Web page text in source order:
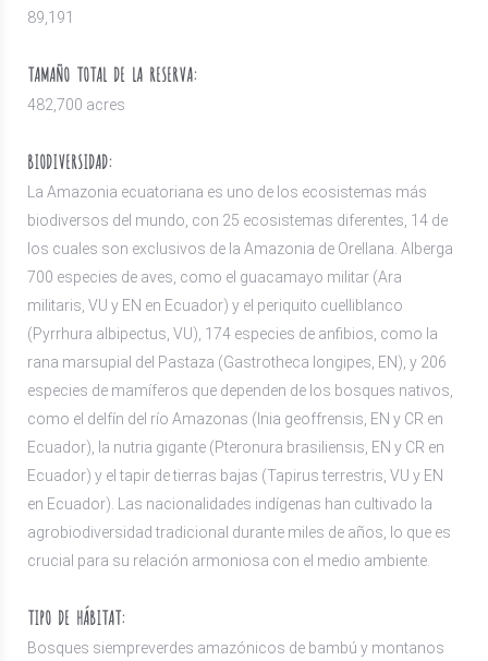
89,191
TAMAÑO TOTAL DE LA RESERVA:
482,700 acres
BIODIVERSIDAD:
La Amazonia ecuatoriana es uno de los ecosistemas más
biodiversos del mundo, con 25 ecosistemas diferentes, 14 de
los cuales son exclusivos de la Amazonia de Orellana. Alberga
700 especies de aves, como el guacamayo militar (Ara
militaris, VU y EN en Ecuador) y el periquito cuelliblanco
(Pyrrhura albipectus, VU), 174 especies de anfibios, como la
rana marsupial del Pastaza (Gastrotheca longipes, EN), y 206
especies de mamíferos que dependen de los bosques nativos,
como el delfín del río Amazonas (Inia geoffrensis, EN y CR en
Ecuador), la nutria gigante (Pteronura brasiliensis, EN y CR en
Ecuador) y el tapir de tierras bajas (Tapirus terrestris, VU y EN
en Ecuador). Las nacionalidades indígenas han cultivado la
agrobiodiversidad tradicional durante miles de años, lo que es
crucial para su relación armoniosa con el medio ambiente.
TIPO DE HÁBITAT:
Bosques siempreverdes amazónicos de bambú y montanos